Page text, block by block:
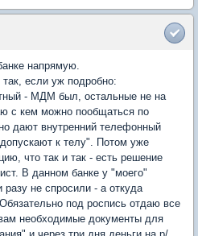
напрямую.
если уж подробно:
- МДМ был, остальные не на
с кем можно пообщаться по
дают внутренний телефонный
к телу". Потом уже
что так и так - есть решение
В данном банке у "моего"
разу не спросили - а откуда
под роспись отдаю все
необходимые документы для